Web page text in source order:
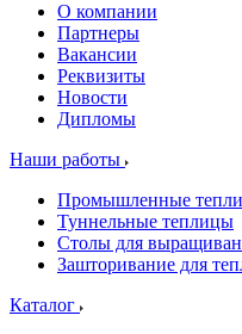
О компании
Партнеры
Вакансии
Реквизиты
Новости
Дипломы
Наши работы
Промышленные
Туннельные теплицы
Столы для
Зашторивание для
Каталог